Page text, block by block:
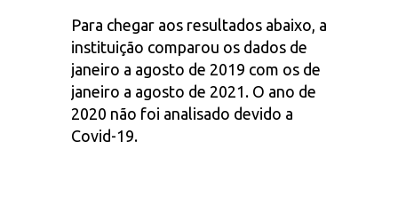
Para chegar aos resultados abaixo, a
instituição comparou os dados de
janeiro a agosto de 2019 com os de
janeiro a agosto de 2021. O ano de
2020 não foi analisado devido a
Covid-19.